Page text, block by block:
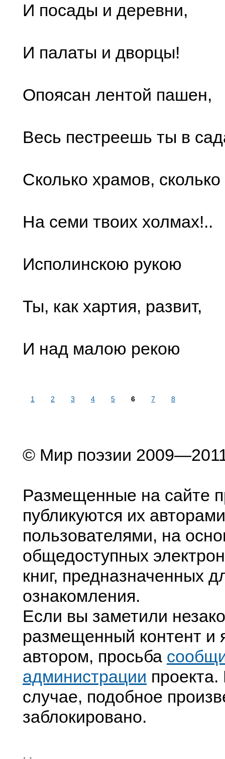
И посады и деревни,
И палаты и дворцы!
Опоясан лентой пашен,
Весь пестреешь ты в
Сколько храмов,
На семи твоих холмах!..
Исполинскою рукою
Ты, как хартия, развит,
И над малою рекою
1 2 3 4 5 6 7 8
© Мир поэзии
Размещенные на сайте
публикуются их
пользователями, на
общедоступных
книг, предназначенных
ознакомления.
Если вы заметили
размещенный контент и
автором, просьба
администрации
случае, подобное
заблокировано.